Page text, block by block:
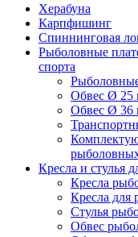
Херабуна
Карпфишинг
Спиннинговая
Рыболовные
спорта
Обвес Ø 25
Обвес Ø 36
Кресла и стулья
Кресла
Кресла для
Стулья
Обвес